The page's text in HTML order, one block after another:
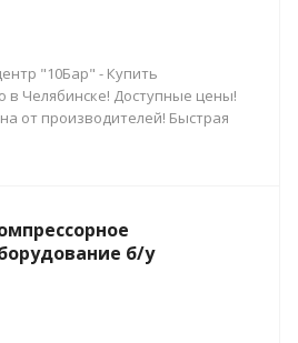
"10Бар" - Купить
в Челябинске! Доступные цены!
от производителей! Быстрая
б/у